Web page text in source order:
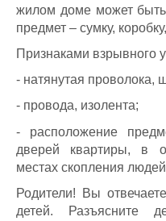
жилом доме может
предмет – сумку,
Признаками взрывного
- натянутая проволока,
- провода, изолента;
- расположение
дверей квартиры, в
местах скопления
Родители! Вы
детей. Разъясните